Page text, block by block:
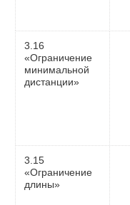
3.16
«Ограничение
минимальной
дистанции»
3.15
«Ограничение
длины»